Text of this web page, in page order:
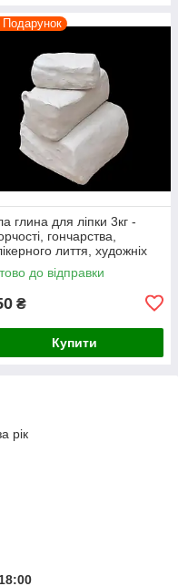
Подарунок
глина для ліпки 3кг -
гончарства,
лиття, художніх
до відправки
₴
Купити
рік